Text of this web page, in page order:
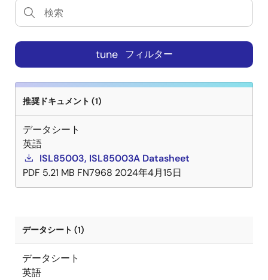
tune フィルター
推奨ドキュメント (1)
データシート
英語
ISL85003, ISL85003A Datasheet
PDF 5.21 MB FN7968 2024年4月15日
データシート (1)
データシート
英語